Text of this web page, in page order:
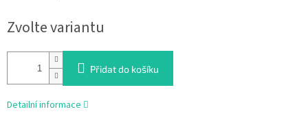
cena:
Zvolte variantu
Přidat do košíku
Detailní informace